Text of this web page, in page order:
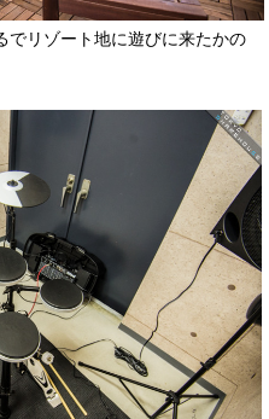
でリゾート地に遊びに来たかの